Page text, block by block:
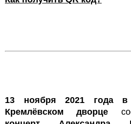
13 ноября 2021 года в
Кремлёвском дворце